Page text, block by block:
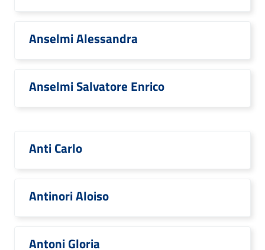
Anselmi Alessandra
Anselmi Salvatore Enrico
Anti Carlo
Antinori Aloiso
Antoni Gloria